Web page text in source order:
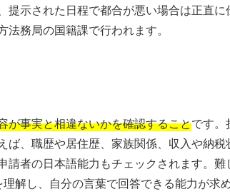
示された日程で都合が悪い場合は正直
務局の国籍課で行われます。
が事実と相違ないかを確認することです。
、職歴や居住歴、家族関係、収入や納
者の日本語能力もチェックされます。
解し、自分の言葉で回答できる能力が求め